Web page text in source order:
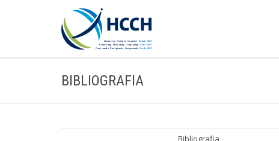
BIBLIOGRAFIA
Bibliografia